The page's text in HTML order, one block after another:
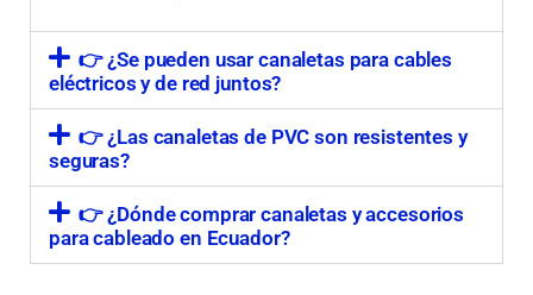
👉 ¿Se pueden usar canaletas para cables
eléctricos y de red juntos?
👉 ¿Las canaletas de PVC son resistentes y
seguras?
👉 ¿Dónde comprar canaletas y accesorios
para cableado en Ecuador?